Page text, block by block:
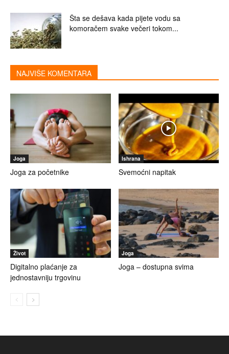
Šta se dešava kada pijete vodu sa
komoračem svake večeri tokom...
NAJVIŠE KOMENTARA
Joga
Joga za početnike
Ishrana
Svemoćni napitak
Život
Digitalno plaćanje za
jednostavniju trgovinu
Joga
Joga – dostupna svima